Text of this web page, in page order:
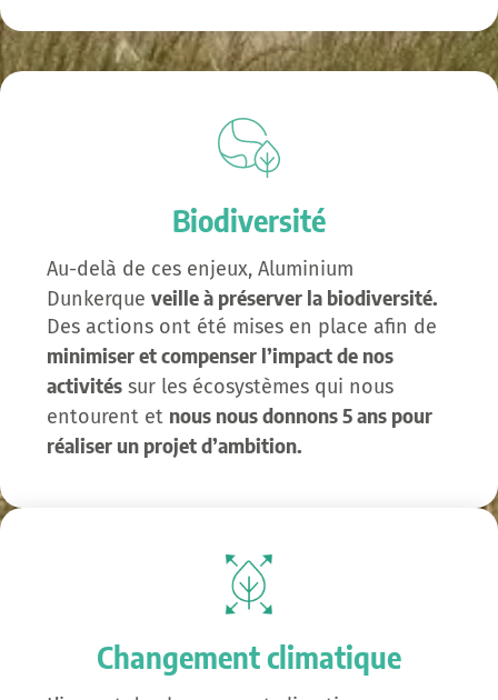
Biodiversité
Au-delà de ces enjeux, Aluminium
Dunkerque veille à préserver la biodiversité.
Des actions ont été mises en place afin de
minimiser et compenser l’impact de nos
activités sur les écosystèmes qui nous
entourent et nous nous donnons 5 ans pour
réaliser un projet d’ambition.
Changement climatique